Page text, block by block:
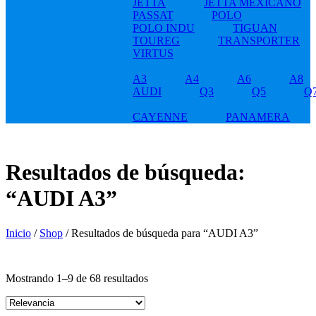
JETTA
JETTA MEXICANO
PASSAT
POLO
POLO INDU
TIGUAN
TOUREG
TRANSPORTER
VIRTUS
A3 A4 A6
A8
AUDI
Q3 Q5
CAYENNE PANAMERA
Resultados de búsqueda:
“AUDI A3”
Inicio / Shop / Resultados de búsqueda para “AUDI A3”
Mostrando 1–9 de 68 resultados